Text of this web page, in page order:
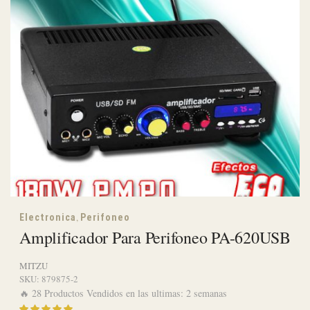
Electronica, Perifoneo
Amplificador Para Perifoneo PA-620USB
MITZU
SKU: 879875-2
🔥 28 Productos Vendidos en las ultimas: 2 semanas